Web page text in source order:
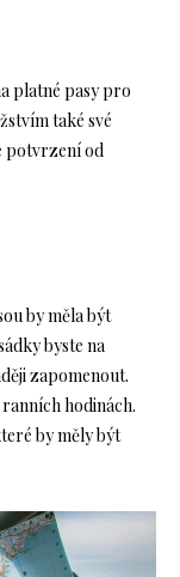
platné pasy pro
také své
potvrzení od
by měla být
byste na
zapomenout.
hodinách.
by měly být